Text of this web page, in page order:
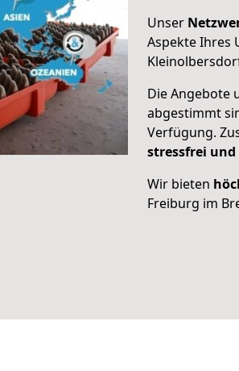
Unser
Aspekte Ihres
Die Angebote
abgestimmt
Verfügung.
stressfrei
Wir bieten
Freiburg im